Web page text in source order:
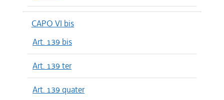
CAPO VI bis
Art. 139 bis
Art. 139 ter
Art. 139 quater